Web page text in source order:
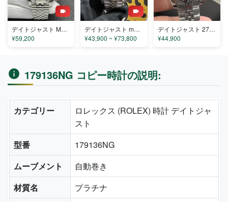
デイトジャスト M126334-0022 コピー
¥59,200
デイトジャスト m126234-0036 コピー
¥43,900 ~ ¥73,800
デイトジャスト 279160 コピー
¥44,900
179136NG コピー時計の説明:
カテゴリー
ロレックス (ROLEX) 時計 デイトジャ
スト
型番
179136NG
ムーブメント
自動巻き
材質名
プラチナ